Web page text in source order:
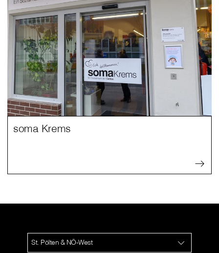
soma Krems
St. Pölten & NÖ-West